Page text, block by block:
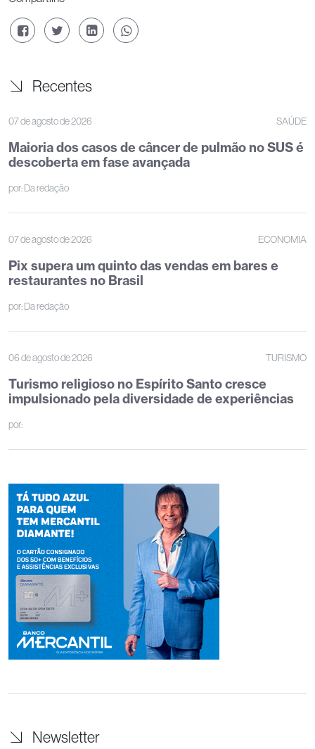
Recentes
07 de agosto de 2026 SAÚDE
Maioria dos casos de câncer de pulmão no SUS é
descoberta em fase avançada
por:Da redação
07 de agosto de 2026 ECONOMIA
Pix supera um quinto das vendas em bares e
restaurantes no Brasil
por:Da redação
06 de agosto de 2026 TURISMO
Turismo religioso no Espírito Santo cresce
impulsionado pela diversidade de experiências
por:
Newsletter